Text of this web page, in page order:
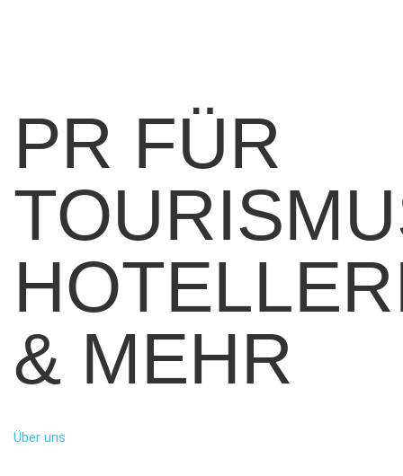
PR FÜR
& MEHR
Über uns